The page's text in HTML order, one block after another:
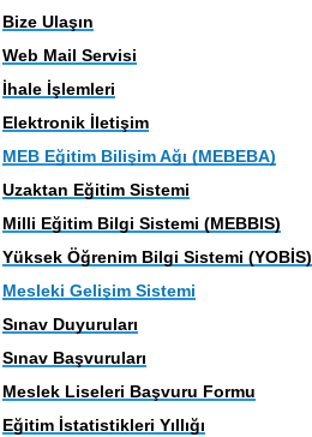
Bize Ulaşın
Web Mail Servisi
İhale İşlemleri
Elektronik İletişim
MEB Eğitim Bilişim Ağı (MEBEBA)
Uzaktan Eğitim Sistemi
Milli Eğitim Bilgi Sistemi (MEBBIS)
Yüksek Öğrenim Bilgi Sistemi (YOBİS)
Mesleki Gelişim Sistemi
Sınav Duyuruları
Sınav Başvuruları
Meslek Liseleri Başvuru Formu
Eğitim İstatistikleri Yıllığı